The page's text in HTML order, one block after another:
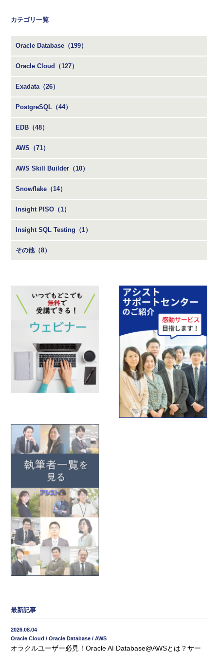
カテゴリ一覧
Oracle Database（199）
Oracle Cloud（127）
Exadata（26）
PostgreSQL（44）
EDB（48）
AWS（71）
AWS Skill Builder（10）
Snowflake（14）
Insight PISO（1）
Insight SQL Testing（1）
その他（8）
最新記事
2026.08.04
Oracle Cloud / Oracle Database / AWS
オラクルユーザー必見！Oracle AI Database@AWSとは？サー